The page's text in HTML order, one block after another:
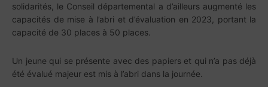
solidarités, le Conseil départemental a d’ailleurs augmenté les
capacités de mise à l’abri et d’évaluation en 2023, portant la
capacité de 30 places à 50 places.
Un jeune qui se présente avec des papiers et qui n’a pas déjà
été évalué majeur est mis à l’abri dans la journée.